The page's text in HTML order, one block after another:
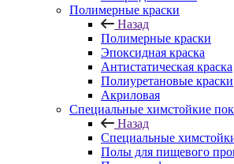
Полимерные краски
Назад
Полимерные краски
Эпоксидная краска
Антистатическая краска
Полиуретановые краски
Акриловая
Специальные химстойкие
Назад
Специальные
Полы для пищевого